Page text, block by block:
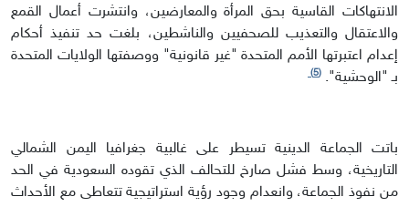
الانتهاكات القاسية بحق المرأة والمعارضين، وانتشرت أعمال القمع
والاعتقال والتعذيب للصحفيين والناشطين، بلغت حد تنفيذ أحكام
إعدام اعتبرتها الأمم المتحدة "غير قانونية" ووصفتها الولايات المتحدة
بـ "الوحشية". (5)
باتت الجماعة الدينية تسيطر على غالبية جغرافيا اليمن الشمالي
التاريخية، وسط فشل صارخ للتحالف الذي تقوده السعودية في الحد
من نفوذ الجماعة، وانعدام وجود رؤية استراتيجية تتعاطى مع الأحداث